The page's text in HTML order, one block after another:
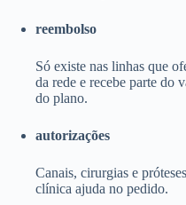
reembolso
Só existe nas linhas que
da rede e recebe parte do
do plano.
autorizações
Canais, cirurgias e
clínica ajuda no pedido.